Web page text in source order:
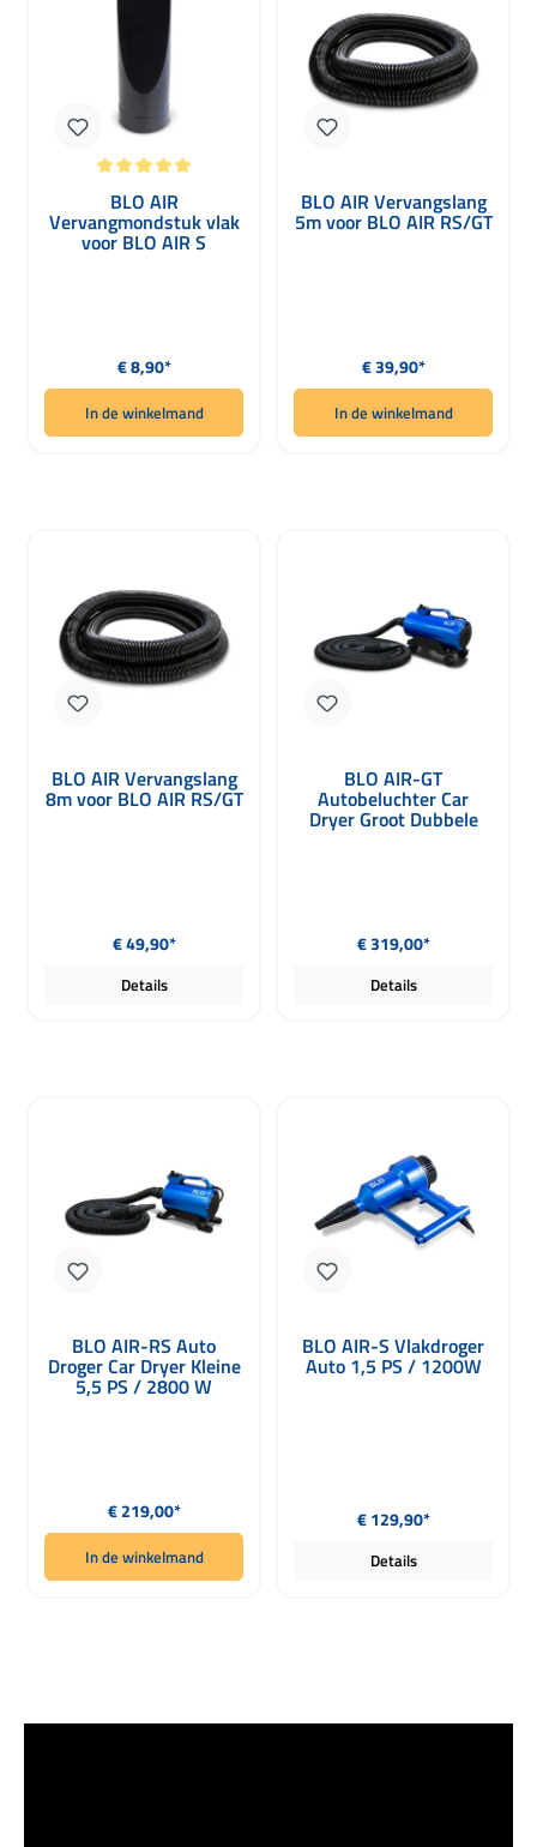
Gemiddelde waardering van 5 van 5 sterren
BLO AIR
Vervangmondstuk vlak
voor BLO AIR S
Normale prijs:
€ 8,90*
In de winkelmand
BLO AIR Vervangslang
5m voor BLO AIR RS/GT
Normale prijs:
€ 39,90*
In de winkelmand
BLO AIR Vervangslang
8m voor BLO AIR RS/GT
Normale prijs:
€ 49,90*
Details
BLO AIR-GT
Autobeluchter Car
Dryer Groot Dubbele
Motor 8 PK / 2400W
Normale prijs:
€ 319,00*
Details
BLO AIR-RS Auto
Droger Car Dryer Kleine
5,5 PS / 2800 W
Normale prijs:
€ 219,00*
In de winkelmand
BLO AIR-S Vlakdroger
Auto 1,5 PS / 1200W
Normale prijs:
€ 129,90*
Details